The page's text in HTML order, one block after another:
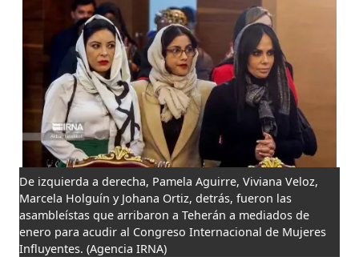
De izquierda a derecha, Pamela Aguirre, Viviana Veloz,
Marcela Holguín y Johana Ortiz, detrás, fueron las
asambleístas que arribaron a Teherán a mediados de
enero para acudir al Congreso Internacional de Mujeres
Influyentes. (Agencia IRNA)